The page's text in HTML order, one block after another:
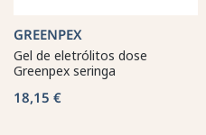
GREENPEX
Gel de eletrólitos dose
Greenpex seringa
18,15 €